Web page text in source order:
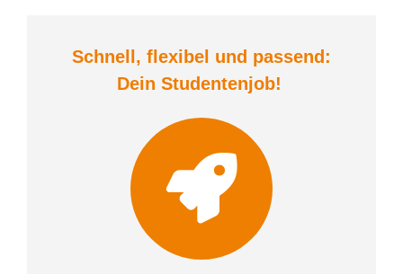
Schnell, flexibel und passend:
Dein Studentenjob!